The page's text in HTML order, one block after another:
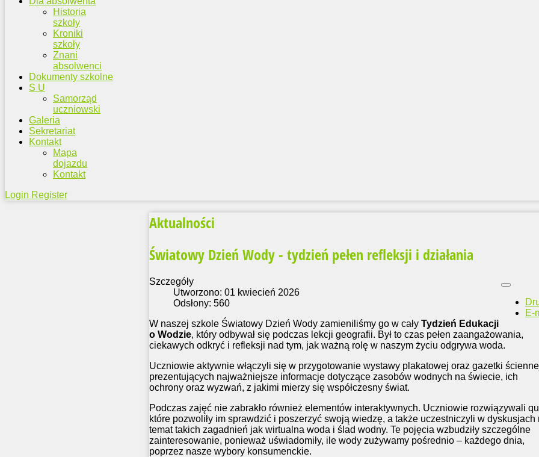
Historia
szkoły
Kroniki
szkoły
Znani
absolwenci
Dokumenty szkolne
S U
Samorząd
uczniowski
Galeria
Sekretariat
Kontakt
Mapa
dojazdu
Kontakt
Login Register
Aktualności
Światowy Dzień Wody - tydzień pełen refleksji i działania
E-
Szczegóły
Utworzono: 01 kwiecień 2026
Odsłony: 560
W naszej szkole Światowy Dzień Wody zamieniliśmy go w cały Tydzień Edukacji
o Wodzie, który odbywał się podczas lekcji geografii. Był to czas pełen zaangażowania,
ciekawych odkryć i refleksji nad tym, jak ważną rolę w naszym życiu odgrywa woda.
Uczniowie aktywnie włączyli się w przygotowanie wystawy plakatowej oraz gazetki
prezentujących najważniejsze informacje dotyczące zasobów wodnych na świecie, ich
ochrony oraz wyzwań, z jakimi mierzy się współczesny świat.
Podczas zajęć nie zabrakło również elementów interaktywnych. Uczniowie rozwiązywali
które pozwoliły im sprawdzić i poszerzyć swoją wiedzę, a także uczestniczyli w dyskusjach
temat takich zagadnień jak wirtualna woda i ślad wodny. Te pojęcia wzbudziły szczególne
zainteresowanie, ponieważ uświadomiły, ile wody zużywamy pośrednio – każdego dnia,
poprzez nasze wybory konsumenckie.